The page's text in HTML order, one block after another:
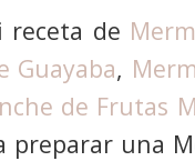
receta de
Guayaba,
de Frutas
una